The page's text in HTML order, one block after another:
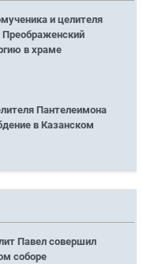
и целителя
Преображенский
в храме
Пантелеимона
в Казанском
Павел совершил
соборе